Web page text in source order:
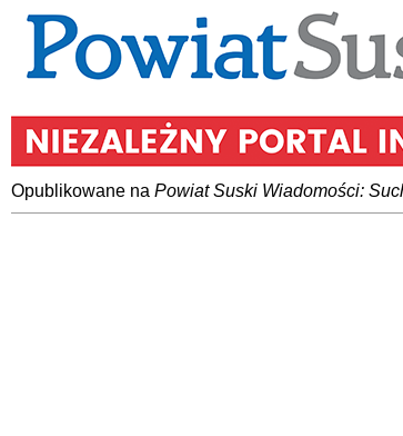
Opublikowane na Powiat Suski Wiadomości: